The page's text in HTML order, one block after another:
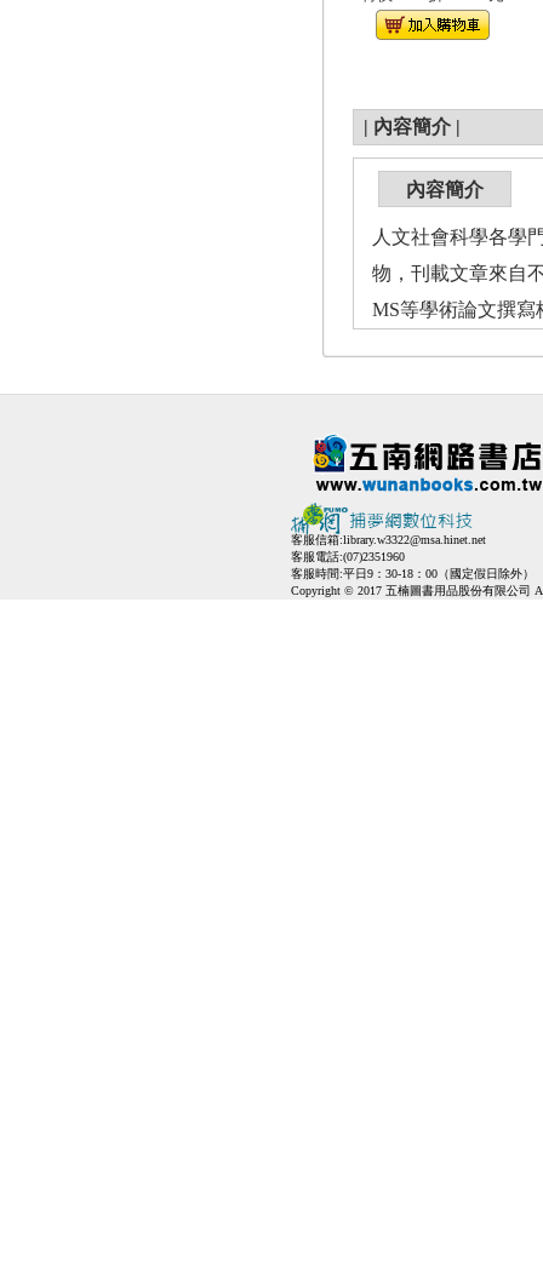
| 內容簡介 |
內容簡介
人文社會科學各學
物，刊載文章來自
MS等學術論文撰寫
客服信箱:library.w3322@msa.hinet.net
客服電話:(07)2351960
客服時間:平日9：30-18：00（國定假日除外）
Copyright © 2017 五楠圖書用品股份有限公司